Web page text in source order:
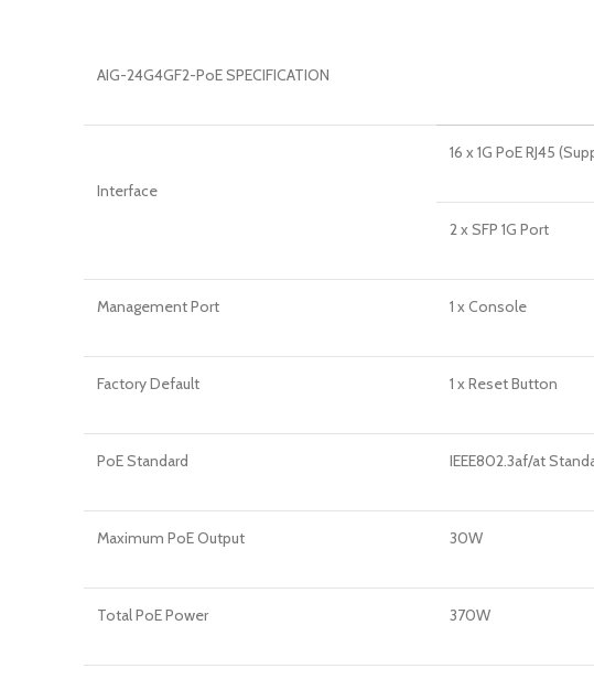
AIG-24G4GF2-PoE SPECIFICATION
Interface
16 x 1G PoE RJ45
2 x SFP 1G Port
Management Port 1 x Console
Factory Default 1 x Reset Button
PoE Standard IEEE802.3af/at
Maximum PoE Output 30W
Total PoE Power 370W